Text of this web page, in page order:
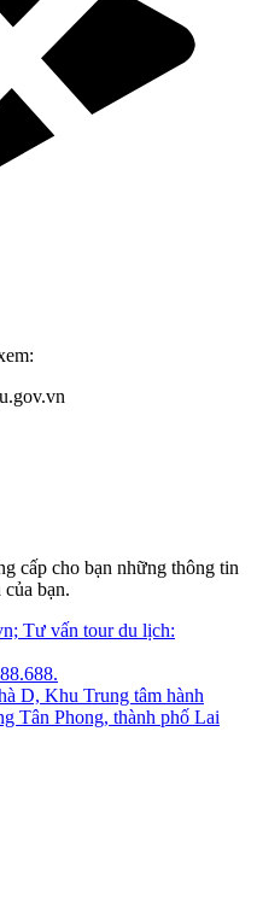
cấp cho bạn những thông tin
bạn.
Tư vấn tour du lịch:
D, Khu Trung tâm hành
Tân Phong, thành phố Lai